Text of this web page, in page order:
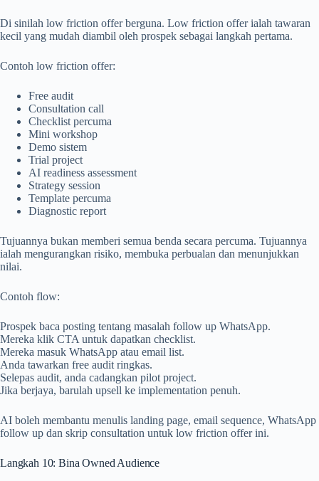
Di sinilah low friction offer berguna. Low friction offer ialah tawaran
kecil yang mudah diambil oleh prospek sebagai langkah pertama.
Contoh low friction offer:
Free audit
Consultation call
Checklist percuma
Mini workshop
Demo sistem
Trial project
AI readiness assessment
Strategy session
Template percuma
Diagnostic report
Tujuannya bukan memberi semua benda secara percuma. Tujuannya
ialah mengurangkan risiko, membuka perbualan dan menunjukkan
nilai.
Contoh flow:
Prospek baca posting tentang masalah follow up WhatsApp.
Mereka klik CTA untuk dapatkan checklist.
Mereka masuk WhatsApp atau email list.
Anda tawarkan free audit ringkas.
Selepas audit, anda cadangkan pilot project.
Jika berjaya, barulah upsell ke implementation penuh.
AI boleh membantu menulis landing page, email sequence, WhatsApp
follow up dan skrip consultation untuk low friction offer ini.
Langkah 10: Bina Owned Audience